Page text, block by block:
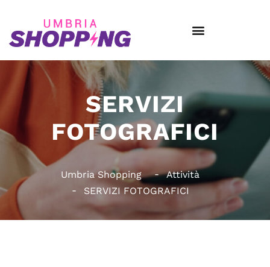
SERVIZI
FOTOGRAFICI
Umbria Shopping
Attività
SERVIZI FOTOGRAFICI